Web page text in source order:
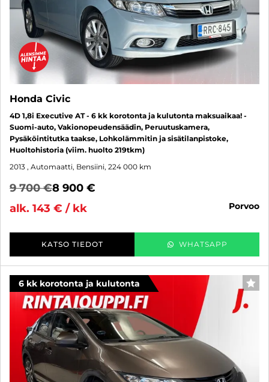
Honda Civic
4D 1,8i Executive AT - 6 kk korotonta ja kulutonta maksuaikaa! -
Suomi-auto, Vakionopeudensäädin, Peruutuskamera,
Pysäköintitutka taakse, Lohkolämmitin ja sisätilanpistoke,
Huoltohistoria (viim. huolto 219tkm)
2013 , Automaatti, Bensiini, 224 000 km
9 700 €8 900 €
alk. 143 € / kk
porvoo
KATSO TIEDOT WHATSAPP
6 kk korotonta ja kulutonta